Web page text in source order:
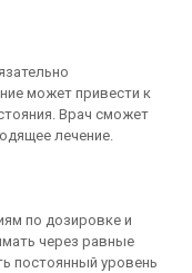
может привести к
Врач сможет
лечение.
по дозировке и
через равные
постоянный уровень